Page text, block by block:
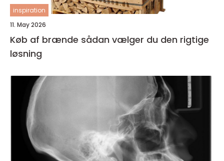
inspiration
11. May 2026
Køb af brænde sådan vælger du den rigtige
løsning